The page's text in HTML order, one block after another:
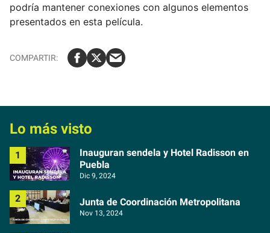
podría mantener conexiones con algunos elementos
presentados en esta película.
Lo más visto
Inauguran sendela y Hotel Radisson en
Puebla
Dic 9, 2024
Junta de Coordinación Metropolitana
Nov 13, 2024